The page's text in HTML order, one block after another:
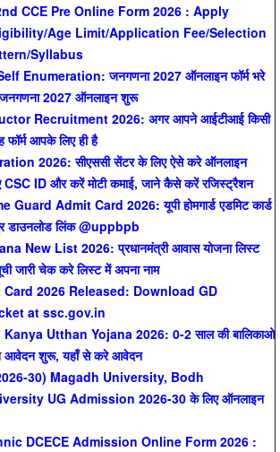
CCE Pre Online Form 2026 : Apply
Age Limit/Application Fee/Selection
Syllabus
Enumeration: जनगणना 2027 ऑनलाइन फॉर्म भरे
जनगणना 2027 ऑनलाइन शुरू
Recruitment 2026: अगर आपने आईटीआई किसी
फॉर्म आपके लिए ही है
2026: सीएससी सेंटर के लिए ऐसे करे ऑनलाइन
ID और करें मोटी कमाई, जाने कैसे करें रजिस्ट्रैशन
Guard Admit Card 2026: यूपी होमगार्ड एडमिट कार्ड
डाउनलोड लिंक @uppbpb
New List 2026: प्रधानमंत्री आवास योजना लिस्ट
जारी चेक करे लिस्ट में अपना नाम
Card 2026 Released: Download GD
at ssc.gov.in
Utthan Yojana 2026: 0-2 साल की बालिकाओ
आवेदन शुरू, यहाँ से करे आवेदन
30) Magadh University, Bodh
UG Admission 2026-30 के लिए ऑनलाइन
DCECE Admission Online Form 2026 :